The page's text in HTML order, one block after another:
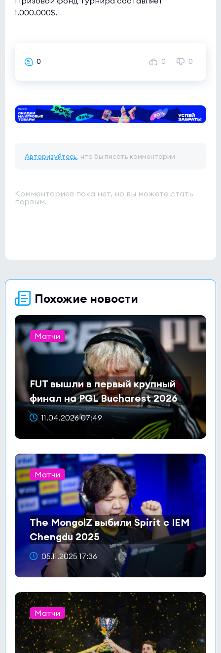
1.000.000$.
0 0 0
Авторизуйтесь, что бы писать комментарии
Комментариев пока нет, но вы можете стать
первым.
Похожие новости
Матчи
FUT вышли в первый крупный
финал на PGL Bucharest 2026
11.04.2026 07:49
Матчи
The MongolZ выбили Spirit с IEM
Chengdu 2025
05.11.2025 17:36
Матчи